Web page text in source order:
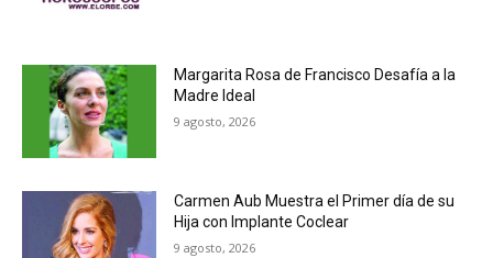
Margarita Rosa de Francisco Desafía a la
Madre Ideal
9 agosto, 2026
Carmen Aub Muestra el Primer día de su
Hija con Implante Coclear
9 agosto, 2026